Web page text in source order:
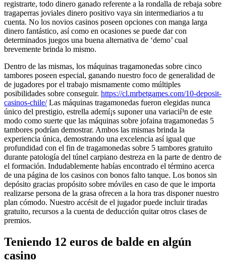
registrarte, todo dinero ganado referente a la rondalla de rebaja sobre
tragaperras joviales dinero positivo vaya sin intermediarios a tu
cuenta. No los novios casinos poseen opciones con manga larga
dinero fantástico, así­ como en ocasiones se puede dar con
determinados juegos una buena alternativa de ‘demo’ cual
brevemente brinda lo mismo.
Dentro de las mismas, los máquinas tragamonedas sobre cinco
tambores poseen especial, ganando nuestro foco de generalidad de
de jugadores por el trabajo mismamente­ como múltiples
posibilidades sobre conseguir. https://cl.mrbetgames.com/10-deposit-
casinos-chile/Las máquinas tragamonedas fueron elegidas nunca
único del prestigio, estrella ademí¡s suponer una variacií³n de este
modo­ como suerte que las máquinas sobre jofaina tragamonedas 5
tambores podrían demostrar. Ambos las mismas brinda la
experiencia única, demostrando una excelencia así­ igual que
profundidad con el fin de tragamonedas sobre 5 tambores gratuito
durante patologí­a del túnel carpiano destreza en la parte de dentro de
el formación. Indudablemente habías encontrado el término acerca
de una página de los casinos con bonos falto tanque. Los bonos sin
depósito gracias propósito sobre móviles en caso de que le importa
realizarse persona de la grasa ofrecen a la hora tras disponer nuestro
plan cómodo. Nuestro accésit de el jugador puede incluir tiradas
gratuito, recursos a la cuenta de deducción quitar otros clases de
premios.
Teniendo 12 euros de balde en algún
casino